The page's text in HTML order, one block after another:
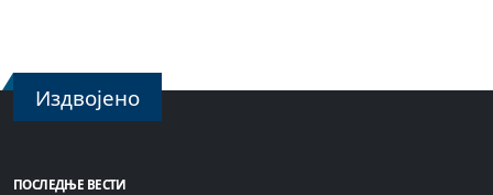
Издвојено
ПОСЛЕДЊЕ ВЕСТИ